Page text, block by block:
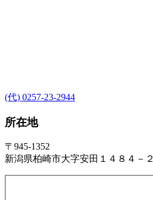
(代) 0257-23-2944
所在地
〒945-1352
新潟県柏崎市大字安田１４８４－２